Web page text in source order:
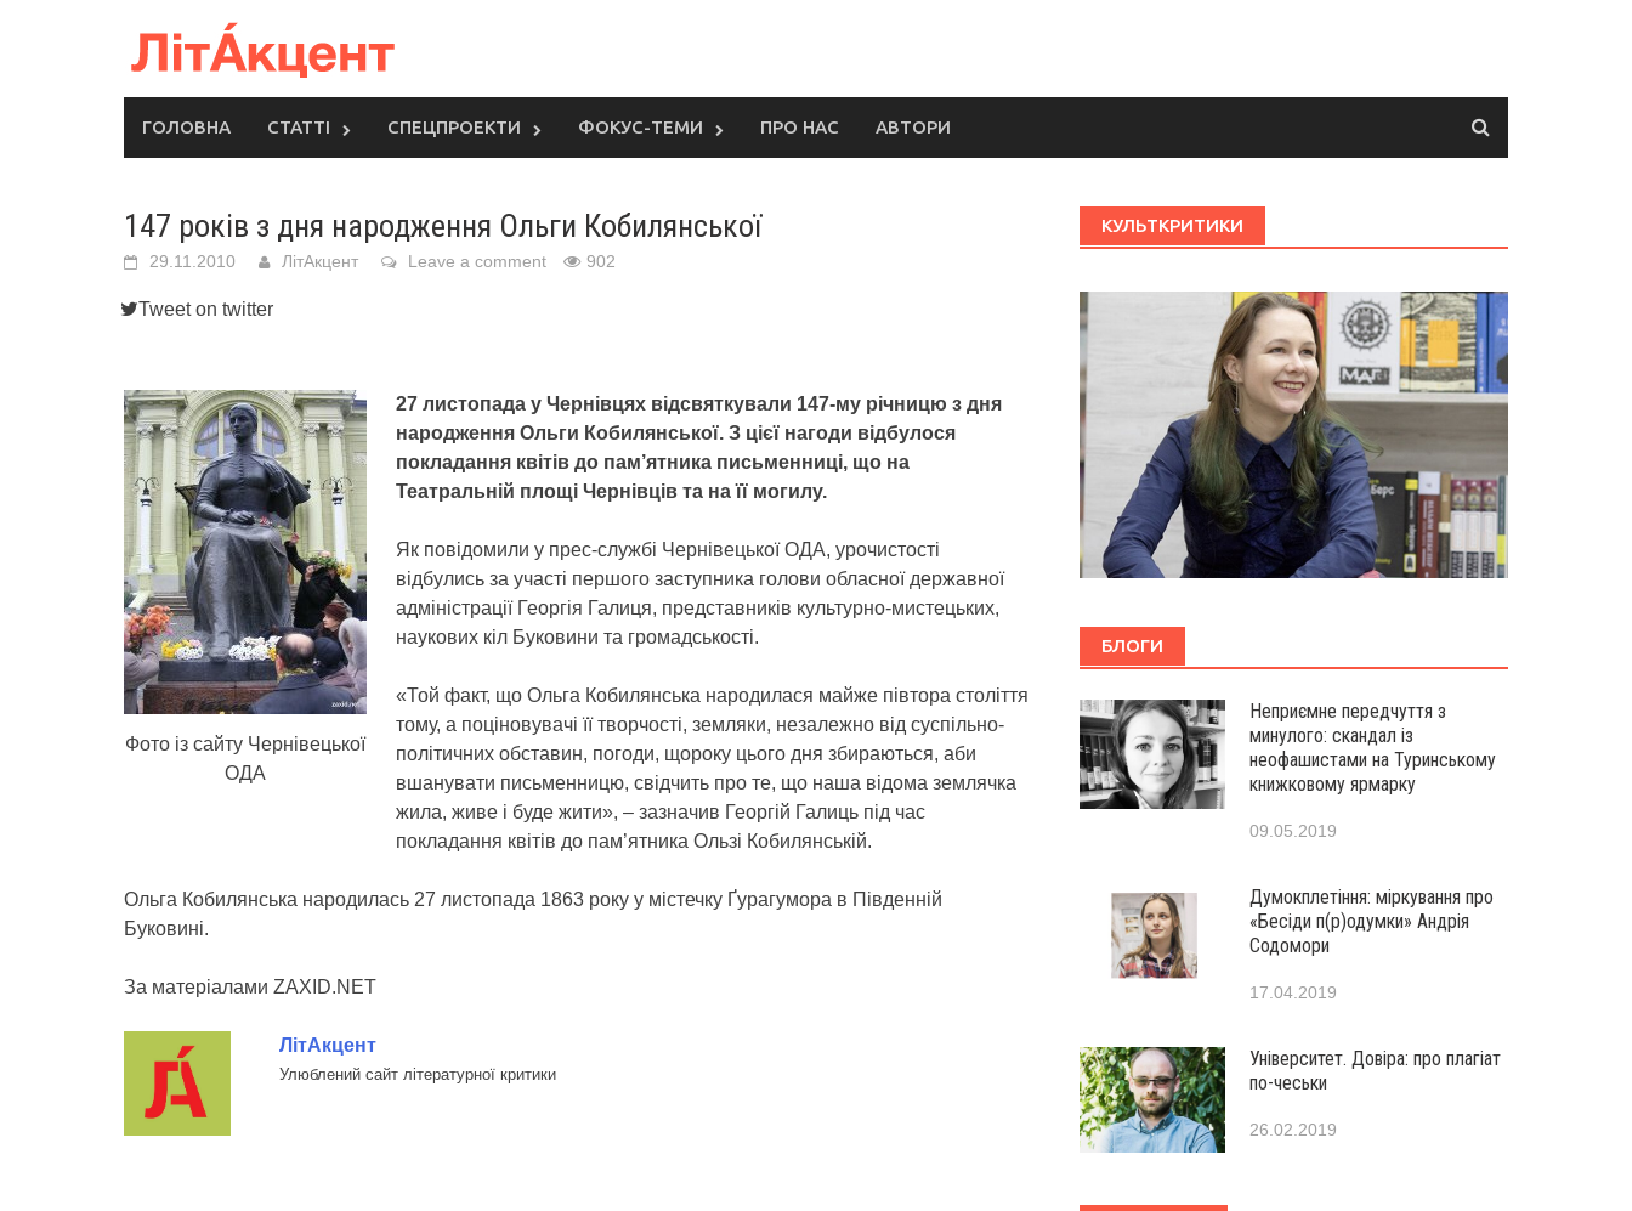
ГОЛОВНА СТАТТІ СПЕЦПРОЕКТИ ФОКУС-ТЕМИ ПРО НАС АВТОРИ
147 років з дня народження Ольги Кобилянської
29.11.2010 ЛітАкцент Leave a comment 902
Tweet on twitter
Фото із сайту Чернівецької
ОДА
27 листопада у Чернівцях відсвяткували 147-му річницю з дня
народження Ольги Кобилянської. З цієї нагоди відбулося
покладання квітів до пам’ятника письменниці, що на
Театральній площі Чернівців та на її могилу.
Як повідомили у прес-службі Чернівецької ОДА, урочистості
відбулись за участі першого заступника голови обласної державної
адміністрації Георгія Галиця, представників культурно-мистецьких,
наукових кіл Буковини та громадськості.
«Той факт, що Ольга Кобилянська народилася майже півтора століття
тому, а поціновувачі її творчості, земляки, незалежно від суспільно-
політичних обставин, погоди, щороку цього дня збираються, аби
вшанувати письменницю, свідчить про те, що наша відома землячка
жила, живе і буде жити», – зазначив Георгій Галиць під час
покладання квітів до пам’ятника Ользі Кобилянській.
Ольга Кобилянська народилась 27 листопада 1863 року у містечку Ґурагумора в Південній
Буковині.
За матеріалами ZAXID.NET
ЛітАкцент
Улюблений сайт літературної критики
КУЛЬТКРИТИКИ
БЛОГИ
Неприємне передчуття з
минулого: скандал із
неофашистами на Туринському
книжковому ярмарку
09.05.2019
Думокплетіння: міркування про
«Бесіди п(р)одумки» Андрія
Содомори
17.04.2019
Університет. Довіра: про плагіат
по-чеськи
26.02.2019